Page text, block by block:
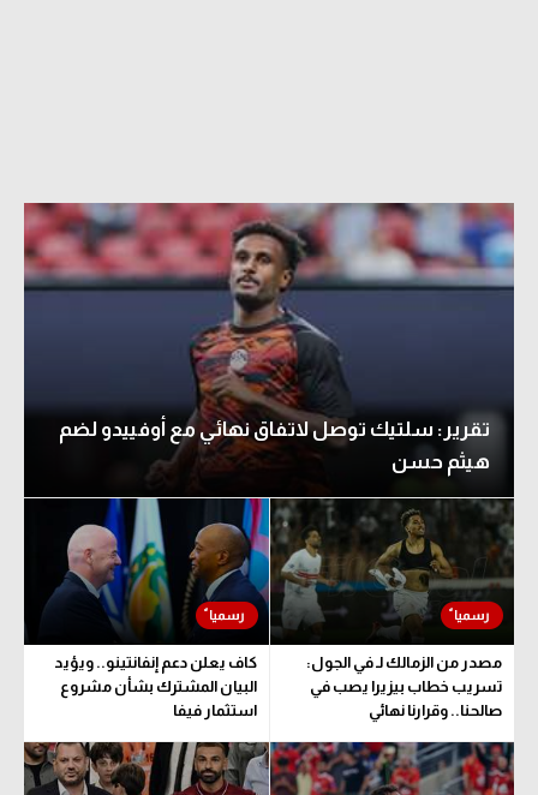
تقرير: سلتيك توصل لاتفاق نهائي مع أوفييدو لضم
هيثم حسن
مصدر من الزمالك لـ في الجول:
تسريب خطاب بيزيرا يصب في
صالحنا.. وقرارنا نهائي
كاف يعلن دعم إنفانتينو.. ويؤيد
البيان المشترك بشأن مشروع
استثمار فيفا